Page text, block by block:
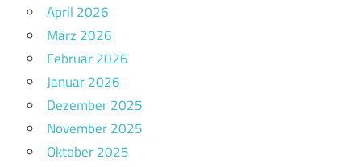
April 2026
März 2026
Februar 2026
Januar 2026
Dezember 2025
November 2025
Oktober 2025